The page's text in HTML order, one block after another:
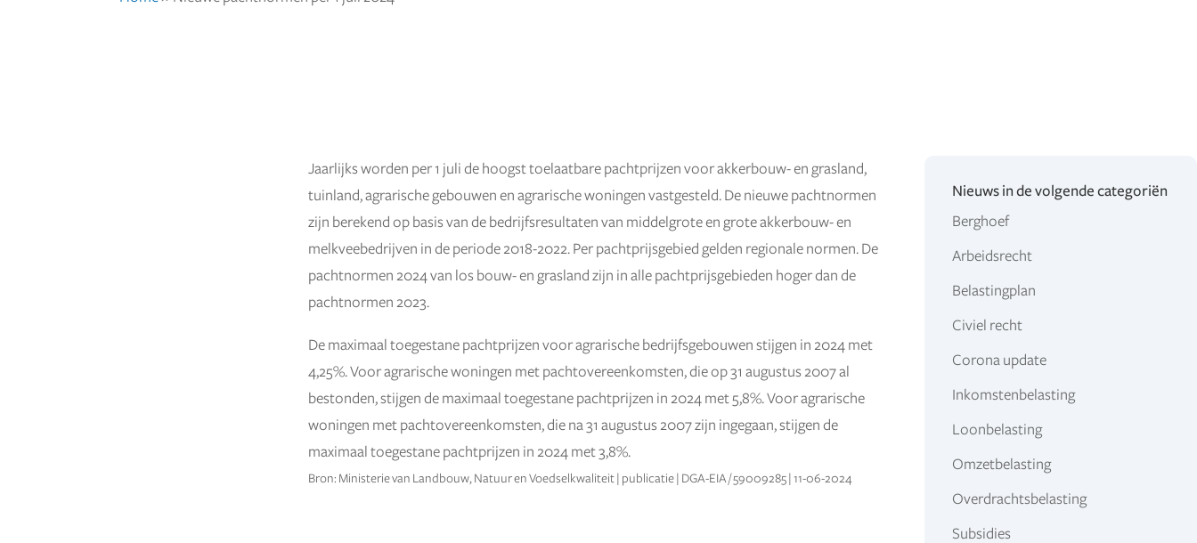
Jaarlijks worden per 1 juli de hoogst toelaatbare pachtprijzen voor akkerbouw- en grasland,
tuinland, agrarische gebouwen en agrarische woningen vastgesteld. De nieuwe pachtnormen
zijn berekend op basis van de bedrijfsresultaten van middelgrote en grote akkerbouw- en
melkveebedrijven in de periode 2018-2022. Per pachtprijsgebied gelden regionale normen. De
pachtnormen 2024 van los bouw- en grasland zijn in alle pachtprijsgebieden hoger dan de
pachtnormen 2023.
De maximaal toegestane pachtprijzen voor agrarische bedrijfsgebouwen stijgen in 2024 met
4,25%. Voor agrarische woningen met pachtovereenkomsten, die op 31 augustus 2007 al
bestonden, stijgen de maximaal toegestane pachtprijzen in 2024 met 5,8%. Voor agrarische
woningen met pachtovereenkomsten, die na 31 augustus 2007 zijn ingegaan, stijgen de
maximaal toegestane pachtprijzen in 2024 met 3,8%.
Bron: Ministerie van Landbouw, Natuur en Voedselkwaliteit | publicatie | DGA-EIA / 59009285 | 11-06-2024
Nieuws in de volgende categoriën
Berghoef
Arbeidsrecht
Belastingplan
Civiel recht
Corona update
Inkomstenbelasting
Loonbelasting
Omzetbelasting
Overdrachtsbelasting
Subsidies